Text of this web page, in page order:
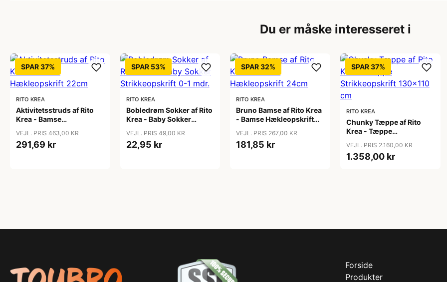
Du er måske interesseret i
SPAR 37%
RITO KREA
Aktivitetsstruds af Rito
Krea - Bamse
VEJL. PRIS 463,00 KR
291,69 kr
SPAR 53%
RITO KREA
Bobledrøm Sokker af Rito
Krea - Baby Sokker
VEJL. PRIS 49,00 KR
22,95 kr
SPAR 32%
RITO KREA
Bruno Bamse af Rito Krea
- Bamse Hækleopskrift
VEJL. PRIS 267,00 KR
181,85 kr
SPAR 37%
RITO KREA
Chunky Tæppe af Rito
Krea - Tæppe
cm
VEJL. PRIS 2.160,00 KR
1.358,00 kr
Forside
Produkter